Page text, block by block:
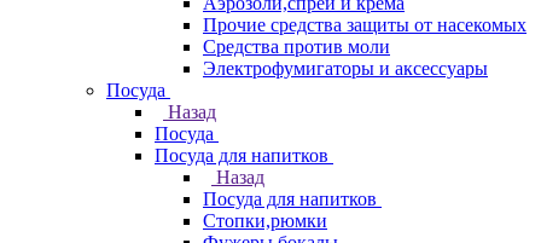
Прочие средства защиты от насекомых
Средства против моли
Электрофумигаторы и аксессуары
Посуда
Назад
Посуда
Посуда для напитков
Назад
Посуда для напитков
Стопки,рюмки